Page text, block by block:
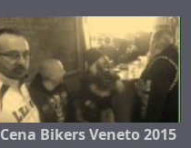
Cena Bikers Veneto 2015